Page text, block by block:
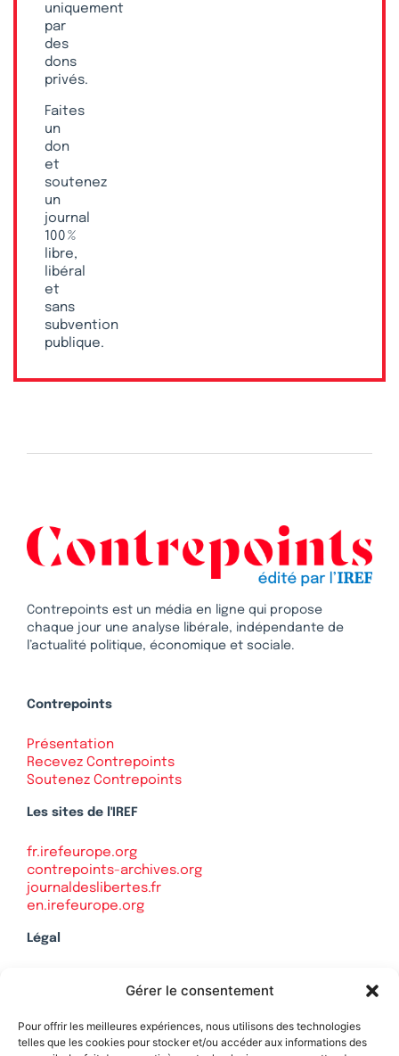
Gérer le consentement
Pour offrir les meilleures expériences, nous utilisons des technologies
telles que les cookies pour stocker et/ou accéder aux informations des
uniquement
par
des
dons
privés.
Faites
un
don
et
soutenez
un
journal
100 %
libre,
libéral
et
sans
subvention
publique.
Contrepoints est un média en ligne qui propose
chaque jour une analyse libérale, indépendante de
l’actualité politique, économique et sociale.
Contrepoints
Présentation
Recevez Contrepoints
Soutenez Contrepoints
Les sites de l'IREF
fr.irefeurope.org
contrepoints-archives.org
journaldeslibertes.fr
en.irefeurope.org
Légal
Politique de confidentialité